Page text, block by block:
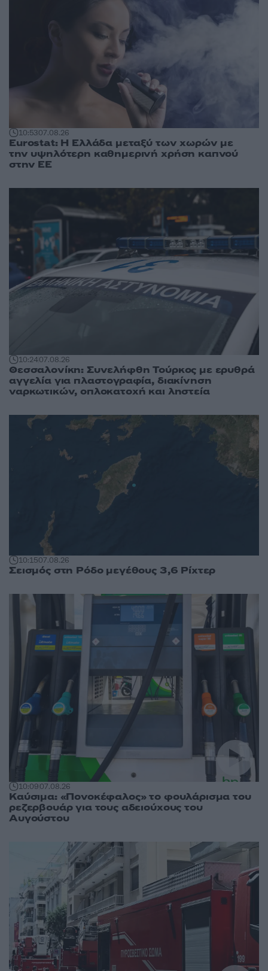
10:5307.08.26
Eurostat: Η Ελλάδα μεταξύ των χωρών με
την υψηλότερη καθημερινή χρήση καπνού
στην ΕΕ
10:2407.08.26
Θεσσαλονίκη: Συνελήφθη Τούρκος με ερυθρά
αγγελία για πλαστογραφία, διακίνηση
ναρκωτικών, οπλοκατοχή και ληστεία
10:1507.08.26
Σεισμός στη Ρόδο μεγέθους 3,6 Ρίχτερ
10:0907.08.26
Καύσιμα: «Πονοκέφαλος» το φουλάρισμα του
ρεζερβουάρ για τους αδειούχους του
Αυγούστου